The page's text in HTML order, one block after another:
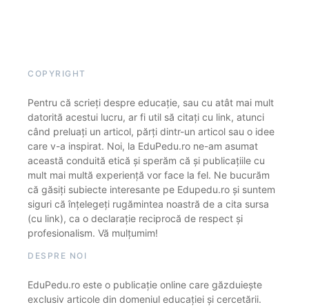
COPYRIGHT
Pentru că scrieți despre educație, sau cu atât mai mult
datorită acestui lucru, ar fi util să citați cu link, atunci
când preluați un articol, părți dintr-un articol sau o idee
care v-a inspirat. Noi, la EduPedu.ro ne-am asumat
această conduită etică și sperăm că și publicațiile cu
mult mai multă experiență vor face la fel. Ne bucurăm
că găsiți subiecte interesante pe Edupedu.ro și suntem
siguri că înțelegeți rugămintea noastră de a cita sursa
(cu link), ca o declarație reciprocă de respect și
profesionalism. Vă mulțumim!
DESPRE NOI
EduPedu.ro este o publicație online care găzduiește
exclusiv articole din domeniul educației și cercetării.